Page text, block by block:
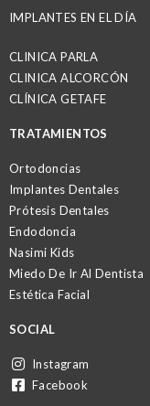
IMPLANTES EN EL DÍA
CLINICA PARLA
CLINICA ALCORCÓN
CLÍNICA GETAFE
TRATAMIENTOS
Ortodoncias
Implantes Dentales
Prótesis Dentales
Endodoncia
Nasimi Kids
Miedo De Ir Al Dentista
Estética Facial
SOCIAL
Instagram
Facebook